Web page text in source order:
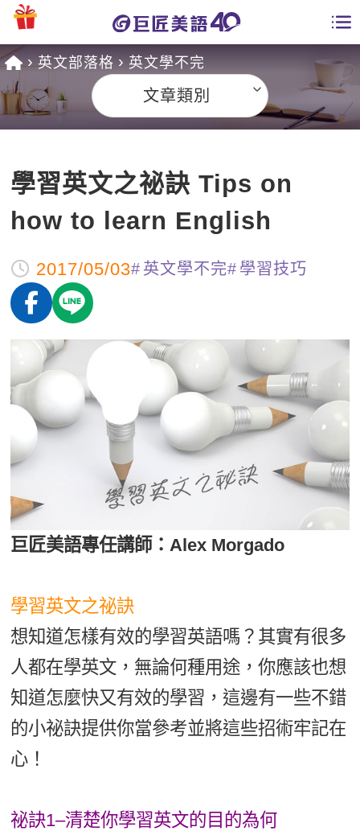
課程總覽
英文課程總表
英文會話
商用英文
英文檢定
TOEIC 多益課程
IELTS 雅思課程
GEPT 全民英檢課程
TOEFL 托福課程
能力養成
自然發音
英文聽力養成
開口溜英文
旅遊英文
英文文法技巧
英文寫作
Cengage TED Talks
CNN聽力強化
新聞英文
特色課程
主題課程
英語俱樂部
Let's Talk
線上真人
西班牙語
兒童美語
一對一家教
企業訓練
數位學習教材
英文部落格
影音學英文
英文能力測驗
師資團隊
學習分享
學員故事
學員讚出來
校園贊助
企業服務
學員專區
英文部落格 英文學不完
文章類別
學習英文之祕訣 Tips on
how to learn English
2017/05/03 英文學不完 學習技巧
巨匠美語專任講師：Alex Morgado
學習英文之祕訣
想知道怎樣有效的學習英語嗎？其實有很多
人都在學英文，無論何種用途，你應該也想
知道怎麼快又有效的學習，這邊有一些不錯
的小祕訣提供你當參考並將這些招術牢記在
心！
祕訣1–清楚你學習英文的目的為何